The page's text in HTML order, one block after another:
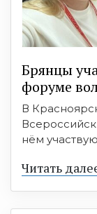
Брянцы
форуме
В
нём
Читать